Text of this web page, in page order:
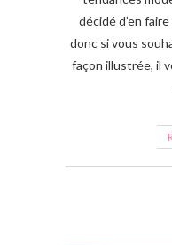
décidé d’en
donc si vous
façon illustrée, il